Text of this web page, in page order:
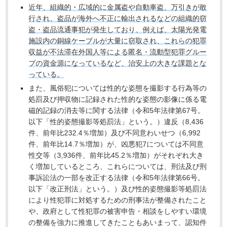
近年、組織的・広域的に金属盗や自動車盗、万引きが敢
行され、盗品が海外へ不正に輸出されるなどの組織的窃
盗・盗品流通事犯が発生しており、例えば、太陽光発電
施設内の銅線ケーブルが大量に窃取され、これらの犯罪
収益が不法滞在外国人等による匿名・流動型犯罪グルー
プの資金源になっているなど、治安上の大きな課題とな
っている。
また、風俗犯については性的な姿態を撮影する行為等の
処罰及び押収物に記録された性的な姿態の影像に係る電
磁的記録の消去等に関する法律（令和5年法律第67号。
以下「性的姿態撮影等処罰法」という。）違反（8,436
件、前年比232.4％増加）及び不同意わいせつ（6,992
件、前年比14.7％増加）が、凶悪犯7については不同意
性交等（3,936件、前年比45.2％増加）がそれぞれ大き
く増加しているところ、これらについては、刑法及び刑
事訴訟法の一部を改正する法律（令和5年法律第66号。
以下「改正刑法」という。）及び性的姿態撮影等処罰法
により性犯罪に対処するための刑事法が整備されたこと
や、政府として性犯罪の被害申告・相談をしやすい環境
の整備を強力に推進してきたこともあいまって、認知件